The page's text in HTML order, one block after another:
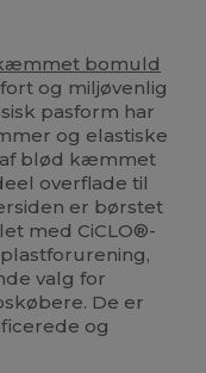
bomuld
og miljøvenlig
pasform har
og elastiske
af blød kæmmet
overflade til
er børstet
med CiCLO®-
valg for
De er
og